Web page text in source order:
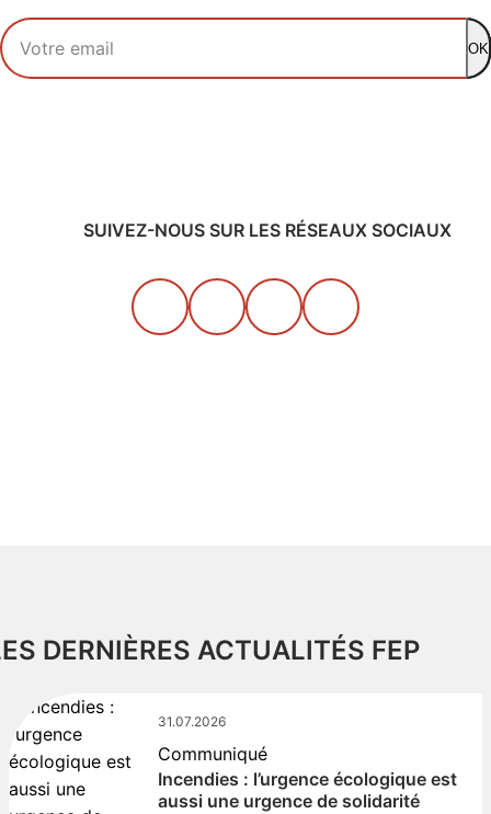
Votre adresse email
OK
SUIVEZ-NOUS SUR LES RÉSEAUX SOCIAUX
DERNIÈRES ACTUALITÉS FEP
31.07.2026
Communiqué
Incendies : l’urgence écologique est
aussi une urgence de solidarité